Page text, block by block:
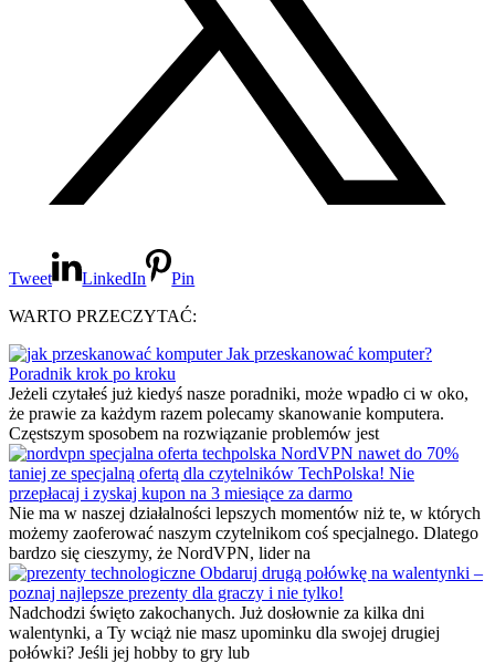
Tweet LinkedIn
Pin
WARTO PRZECZYTAĆ:
Jak przeskanować komputer?
Poradnik krok po kroku
Jeżeli czytałeś już kiedyś nasze poradniki, może wpadło ci w oko,
że prawie za każdym razem polecamy skanowanie komputera.
Częstszym sposobem na rozwiązanie problemów jest
NordVPN nawet do 70%
taniej ze specjalną ofertą dla czytelników TechPolska! Nie
przepłacaj i zyskaj kupon na 3 miesiące za darmo
Nie ma w naszej działalności lepszych momentów niż te, w których
możemy zaoferować naszym czytelnikom coś specjalnego. Dlatego
bardzo się cieszymy, że NordVPN, lider na
Obdaruj drugą połówkę na walentynki –
poznaj najlepsze prezenty dla graczy i nie tylko!
Nadchodzi święto zakochanych. Już dosłownie za kilka dni
walentynki, a Ty wciąż nie masz upominku dla swojej drugiej
połówki? Jeśli jej hobby to gry lub